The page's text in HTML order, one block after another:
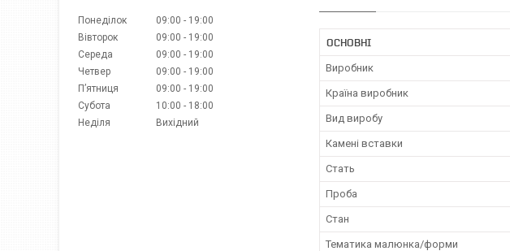
ОСНОВНІ
Виробник
Країна виробник
Вид виробу
Камені вставки
Стать
Проба
Стан
Тематика малюнка/форми
Понеділок 09:00
19:00
Вівторок
09:00
19:00
Середа
09:00
19:00
Четвер
09:00
19:00
Пʼятниця
09:00
19:00
Субота
10:00
18:00
Неділя
Вихідний